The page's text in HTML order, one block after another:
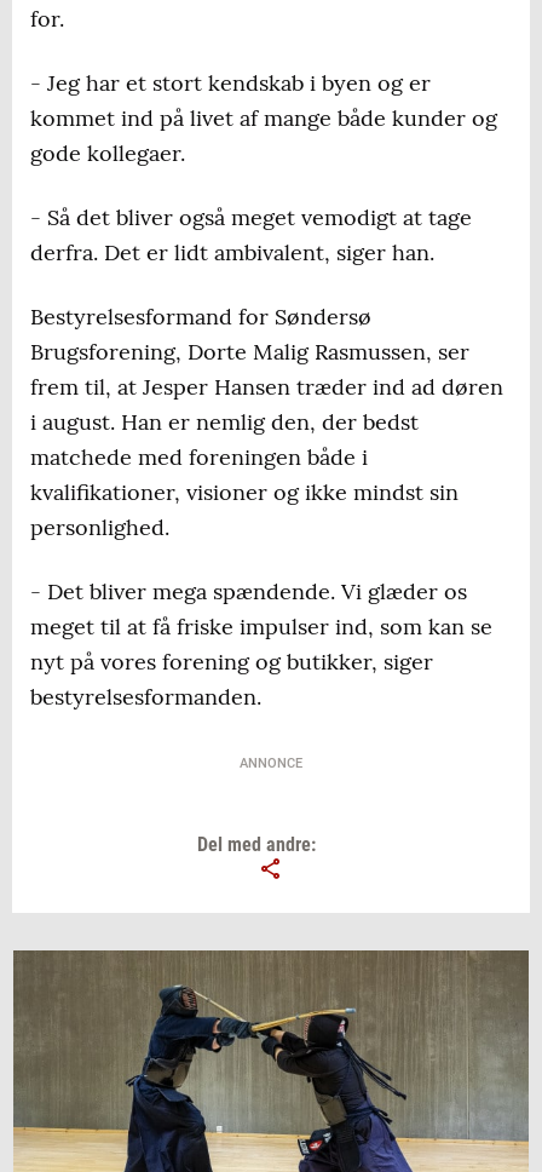
for.
- Jeg har et stort kendskab i byen og er
kommet ind på livet af mange både kunder og
gode kollegaer.
- Så det bliver også meget vemodigt at tage
derfra. Det er lidt ambivalent, siger han.
Bestyrelsesformand for Søndersø
Brugsforening, Dorte Malig Rasmussen, ser
frem til, at Jesper Hansen træder ind ad døren
i august. Han er nemlig den, der bedst
matchede med foreningen både i
kvalifikationer, visioner og ikke mindst sin
personlighed.
- Det bliver mega spændende. Vi glæder os
meget til at få friske impulser ind, som kan se
nyt på vores forening og butikker, siger
bestyrelsesformanden.
ANNONCE
Del med andre: